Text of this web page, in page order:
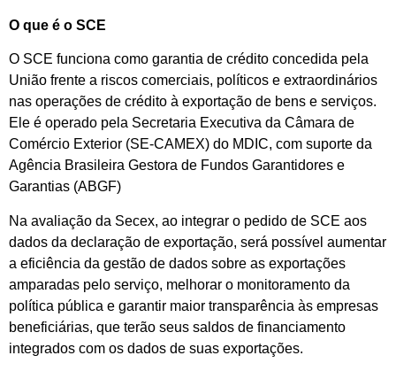
O que é o SCE
O SCE funciona como garantia de crédito concedida pela
União frente a riscos comerciais, políticos e extraordinários
nas operações de crédito à exportação de bens e serviços.
Ele é operado pela Secretaria Executiva da Câmara de
Comércio Exterior (SE-CAMEX) do MDIC, com suporte da
Agência Brasileira Gestora de Fundos Garantidores e
Garantias (ABGF)
Na avaliação da Secex, ao integrar o pedido de SCE aos
dados da declaração de exportação, será possível aumentar
a eficiência da gestão de dados sobre as exportações
amparadas pelo serviço, melhorar o monitoramento da
política pública e garantir maior transparência às empresas
beneficiárias, que terão seus saldos de financiamento
integrados com os dados de suas exportações.